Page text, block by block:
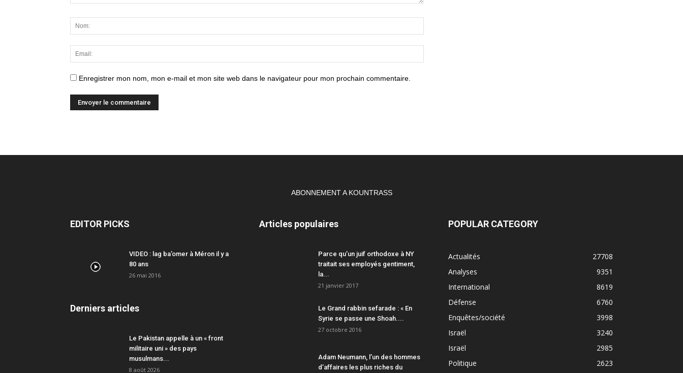
Enregistrer mon nom, mon e-mail et mon site web dans le navigateur pour mon prochain commentaire.
ABONNEMENT A KOUNTRASS
EDITOR PICKS
VIDEO : lag ba’omer à Méron il y a
80 ans
26 mai 2016
Derniers articles
Le Pakistan appelle à un « front
militaire uni » des pays
musulmans...
8 août 2026
Articles populaires
Parce qu’un juif orthodoxe à NY
traitait ses employés gentiment,
la...
21 janvier 2017
Le Grand rabbin sefarade : « En
Syrie se passe une Shoah....
27 octobre 2016
Adam Neumann, l’un des hommes
d’affaires les plus riches du
POPULAR CATEGORY
Actualités
27708
Analyses
9351
International
8619
Défense
6760
Enquêtes/société
3998
Israël
3240
Israël
2985
Politique
2623